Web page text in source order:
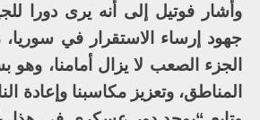
وأشار فوتيل إلى أنه يرى دورا
جهود إرساء الاستقرار في
الجزء الصعب لا يزال أمامنا،
المناطق، وتعزيز مكاسبنا وإعادة